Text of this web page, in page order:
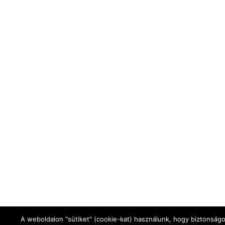
A weboldalon "sütiket" (cookie-kat) használunk, hogy